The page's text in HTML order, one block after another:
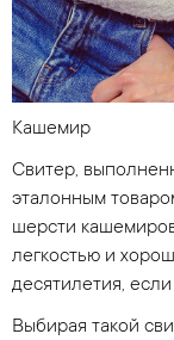
Кашемир
Свитер,
эталонным
шерсти
легкостью и
десятилетия,
Выбирая такой